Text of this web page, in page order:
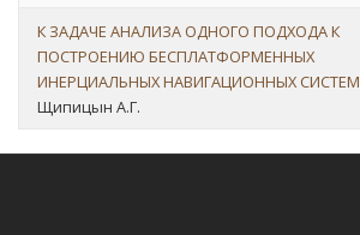
К ЗАДАЧЕ АНАЛИЗА ОДНОГО ПОДХОДА К
ПОСТРОЕНИЮ БЕСПЛАТФОРМЕННЫХ
ИНЕРЦИАЛЬНЫХ НАВИГАЦИОННЫХ СИСТЕМ
Щипицын А.Г.